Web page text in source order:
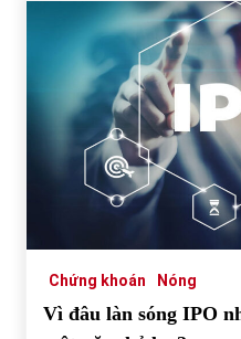
Chứng khoán Nóng
Vì đâu làn sóng IPO